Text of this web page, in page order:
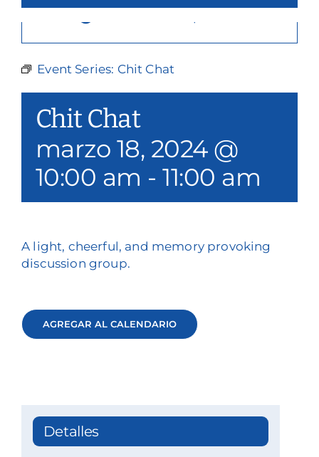
Quiénes somos
Filantropía y voluntariado
Póngase en contacto con
Buscar en
Event Series: Chit Chat
Chit Chat
marzo 18, 2024 @
10:00 am -11:00 am
A light, cheerful, and memory provoking
discussion group.
AGREGAR AL CALENDARIO
Detalles